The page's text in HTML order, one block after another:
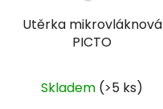
Utěrka mikrovláknová
PICTO
Skladem (>5 ks)